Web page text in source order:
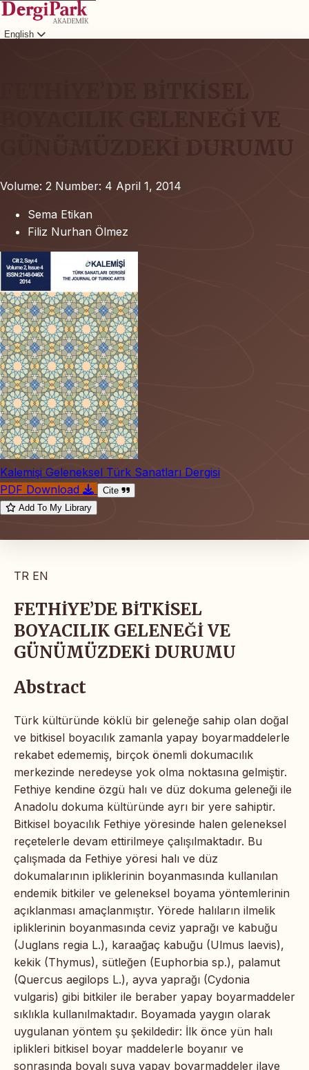
English
BOYACILIK GELENEĞİ VE
GÜNÜMÜZDEKİ DURUMU
Volume: 2 Number: 4 April 1, 2014
Sema Etikan
Filiz Nurhan Ölmez
Kalemişi Geleneksel Türk Sanatları Dergisi
PDF Download
Cite
Add To My Library
TR EN
FETHİYE’DE BİTKİSEL
BOYACILIK GELENEĞİ VE
GÜNÜMÜZDEKİ DURUMU
Abstract
Türk kültüründe köklü bir geleneğe sahip olan doğal
ve bitkisel boyacılık zamanla yapay boyarmaddelerle
rekabet edememiş, birçok önemli dokumacılık
merkezinde neredeyse yok olma noktasına gelmiştir.
Fethiye kendine özgü halı ve düz dokuma geleneği ile
Anadolu dokuma kültüründe ayrı bir yere sahiptir.
Bitkisel boyacılık Fethiye yöresinde halen geleneksel
reçetelerle devam ettirilmeye çalışılmaktadır. Bu
çalışmada da Fethiye yöresi halı ve düz
dokumalarının ipliklerinin boyanmasında kullanılan
endemik bitkiler ve geleneksel boyama yöntemlerinin
açıklanması amaçlanmıştır. Yörede halıların ilmelik
ipliklerinin boyanmasında ceviz yaprağı ve kabuğu
(Juglans regia L.), karaağaç kabuğu (Ulmus laevis),
kekik (Thymus), sütleğen (Euphorbia sp.), palamut
(Quercus aegilops L.), ayva yaprağı (Cydonia
vulgaris) gibi bitkiler ile beraber yapay boyarmaddeler
sıklıkla kullanılmaktadır. Boyamada yaygın olarak
uygulanan yöntem şu şekildedir: İlk önce yün halı
iplikleri bitkisel boyar maddelerle boyanır ve
sonrasında boyalı suya yapay boyarmaddeler ilave